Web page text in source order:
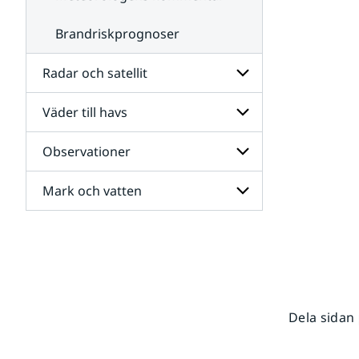
Brandriskprognoser
Radar och satellit
Undersidor
för
Radar
och
satellit
Väder till havs
Undersidor
för
Väder
till
havs
Observationer
Undersidor
för
Mark och vatten
Dela sidan